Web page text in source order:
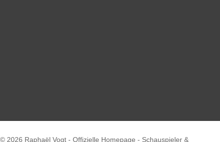
© 2026 Raphaël Vogt - Offizielle Homepage - Schauspieler &